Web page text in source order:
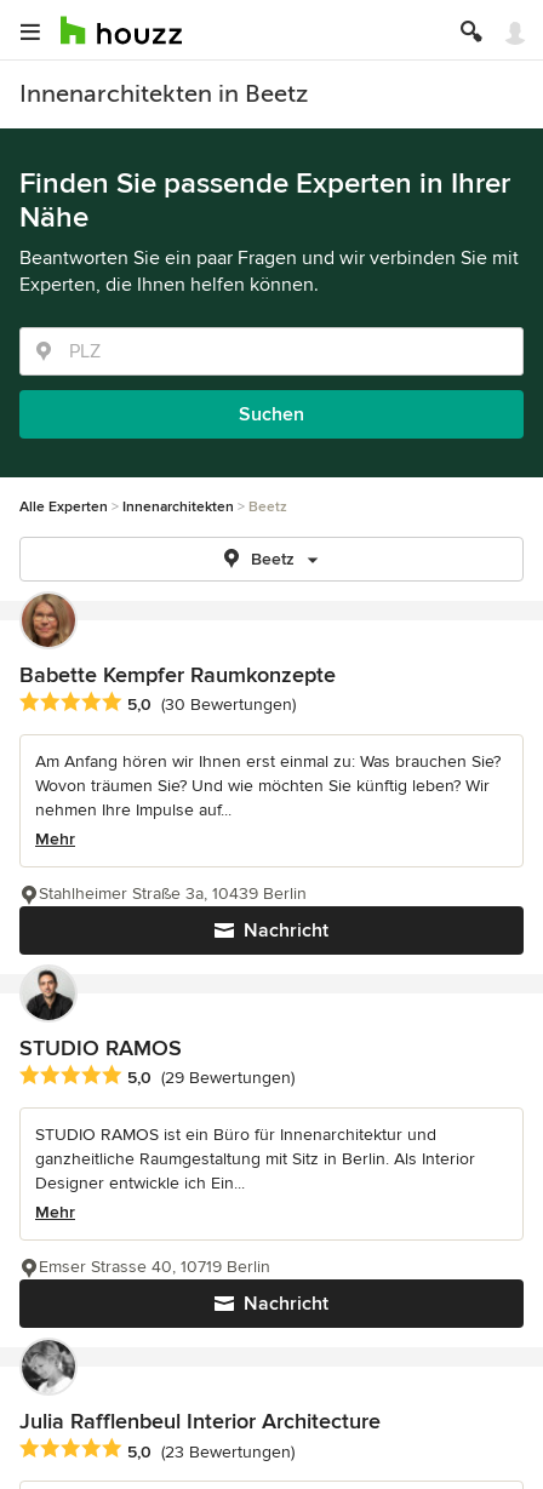
Innenarchitekten in Beetz
Finden Sie passende Experten in Ihrer
Nähe
Beantworten Sie ein paar Fragen und wir verbinden Sie mit
Experten, die Ihnen helfen können.
Suchen
Alle Experten Innenarchitekten Beetz
Beetz
Babette Kempfer Raumkonzepte
Durchschnittliche Bewertung: 5 von 5 Sternen
5,0 (30 Bewertungen)
Am Anfang hören wir Ihnen erst einmal zu: Was brauchen Sie?
Wovon träumen Sie? Und wie möchten Sie künftig leben? Wir
nehmen Ihre Impulse auf...
Mehr
Nachricht
Stahlheimer Straße 3a, 10439 Berlin
STUDIO RAMOS
Durchschnittliche Bewertung: 5 von 5 Sternen
5,0 (29 Bewertungen)
STUDIO RAMOS ist ein Büro für Innenarchitektur und
ganzheitliche Raumgestaltung mit Sitz in Berlin. Als Interior
Designer entwickle ich Ein...
Mehr
Nachricht
Emser Strasse 40, 10719 Berlin
Julia Rafflenbeul Interior Architecture
Durchschnittliche Bewertung: 5 von 5 Sternen
5,0 (23 Bewertungen)